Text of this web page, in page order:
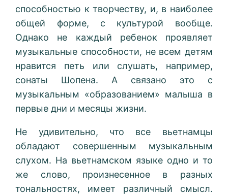
способностью к творчеству, и, в наиболее
общей форме, с культурой вообще.
Однако не каждый ребенок проявляет
музыкальные способности, не всем детям
нравится петь или слушать, например,
сонаты Шопена. А связано это с
музыкальным «образованием» малыша в
первые дни и месяцы жизни.
Не удивительно, что все вьетнамцы
обладают совершенным музыкальным
слухом. На вьетнамском языке одно и то
же слово, произнесенное в разных
тональностях, имеет различный смысл.